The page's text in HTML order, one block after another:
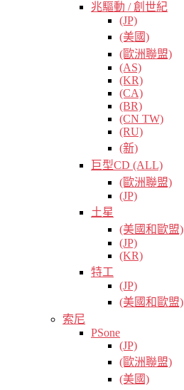
兆驅動 / 創世紀
(JP)
(美國)
(歐洲聯盟)
(AS)
(KR)
(CA)
(BR)
(CN TW)
(RU)
(新)
巨型CD (ALL)
(歐洲聯盟)
(JP)
土星
(美國和歐盟)
(JP)
(KR)
特工
(JP)
(美國和歐盟)
索尼
PSone
(JP)
(歐洲聯盟)
(美國)